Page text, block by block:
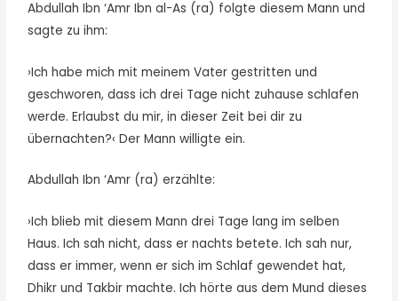
Abdullah Ibn ‘Amr Ibn al-As (ra) folgte diesem Mann und
sagte zu ihm:
›Ich habe mich mit meinem Vater gestritten und
geschworen, dass ich drei Tage nicht zuhause schlafen
werde. Erlaubst du mir, in dieser Zeit bei dir zu
übernachten?‹ Der Mann willigte ein.
Abdullah Ibn ‘Amr (ra) erzählte:
›Ich blieb mit diesem Mann drei Tage lang im selben
Haus. Ich sah nicht, dass er nachts betete. Ich sah nur,
dass er immer, wenn er sich im Schlaf gewendet hat,
Dhikr und Takbir machte. Ich hörte aus dem Mund dieses